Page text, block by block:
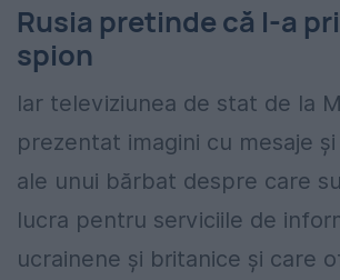
Rusia pretinde că l-a
spion
Iar televiziunea de stat de la
prezentat imagini cu mesaje
ale unui bărbat despre care
lucra pentru serviciile de
ucrainene și britanice și care